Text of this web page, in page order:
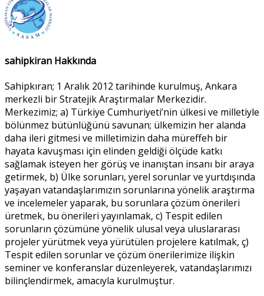
sahipkiran Hakkında
Sahipkıran; 1 Aralık 2012 tarihinde kurulmuş, Ankara
merkezli bir Stratejik Araştırmalar Merkezidir.
Merkezimiz; a) Türkiye Cumhuriyeti’nin ülkesi ve milletiyle
bölünmez bütünlüğünü savunan; ülkemizin her alanda
daha ileri gitmesi ve milletimizin daha müreffeh bir
hayata kavuşması için elinden geldiği ölçüde katkı
sağlamak isteyen her görüş ve inanıştan insanı bir araya
getirmek, b) Ülke sorunları, yerel sorunlar ve yurtdışında
yaşayan vatandaşlarımızın sorunlarına yönelik araştırma
ve incelemeler yaparak, bu sorunlara çözüm önerileri
üretmek, bu önerileri yayınlamak, c) Tespit edilen
sorunların çözümüne yönelik ulusal veya uluslararası
projeler yürütmek veya yürütülen projelere katılmak, ç)
Tespit edilen sorunlar ve çözüm önerilerimize ilişkin
seminer ve konferanslar düzenleyerek, vatandaşlarımızı
bilinçlendirmek, amacıyla kurulmuştur.